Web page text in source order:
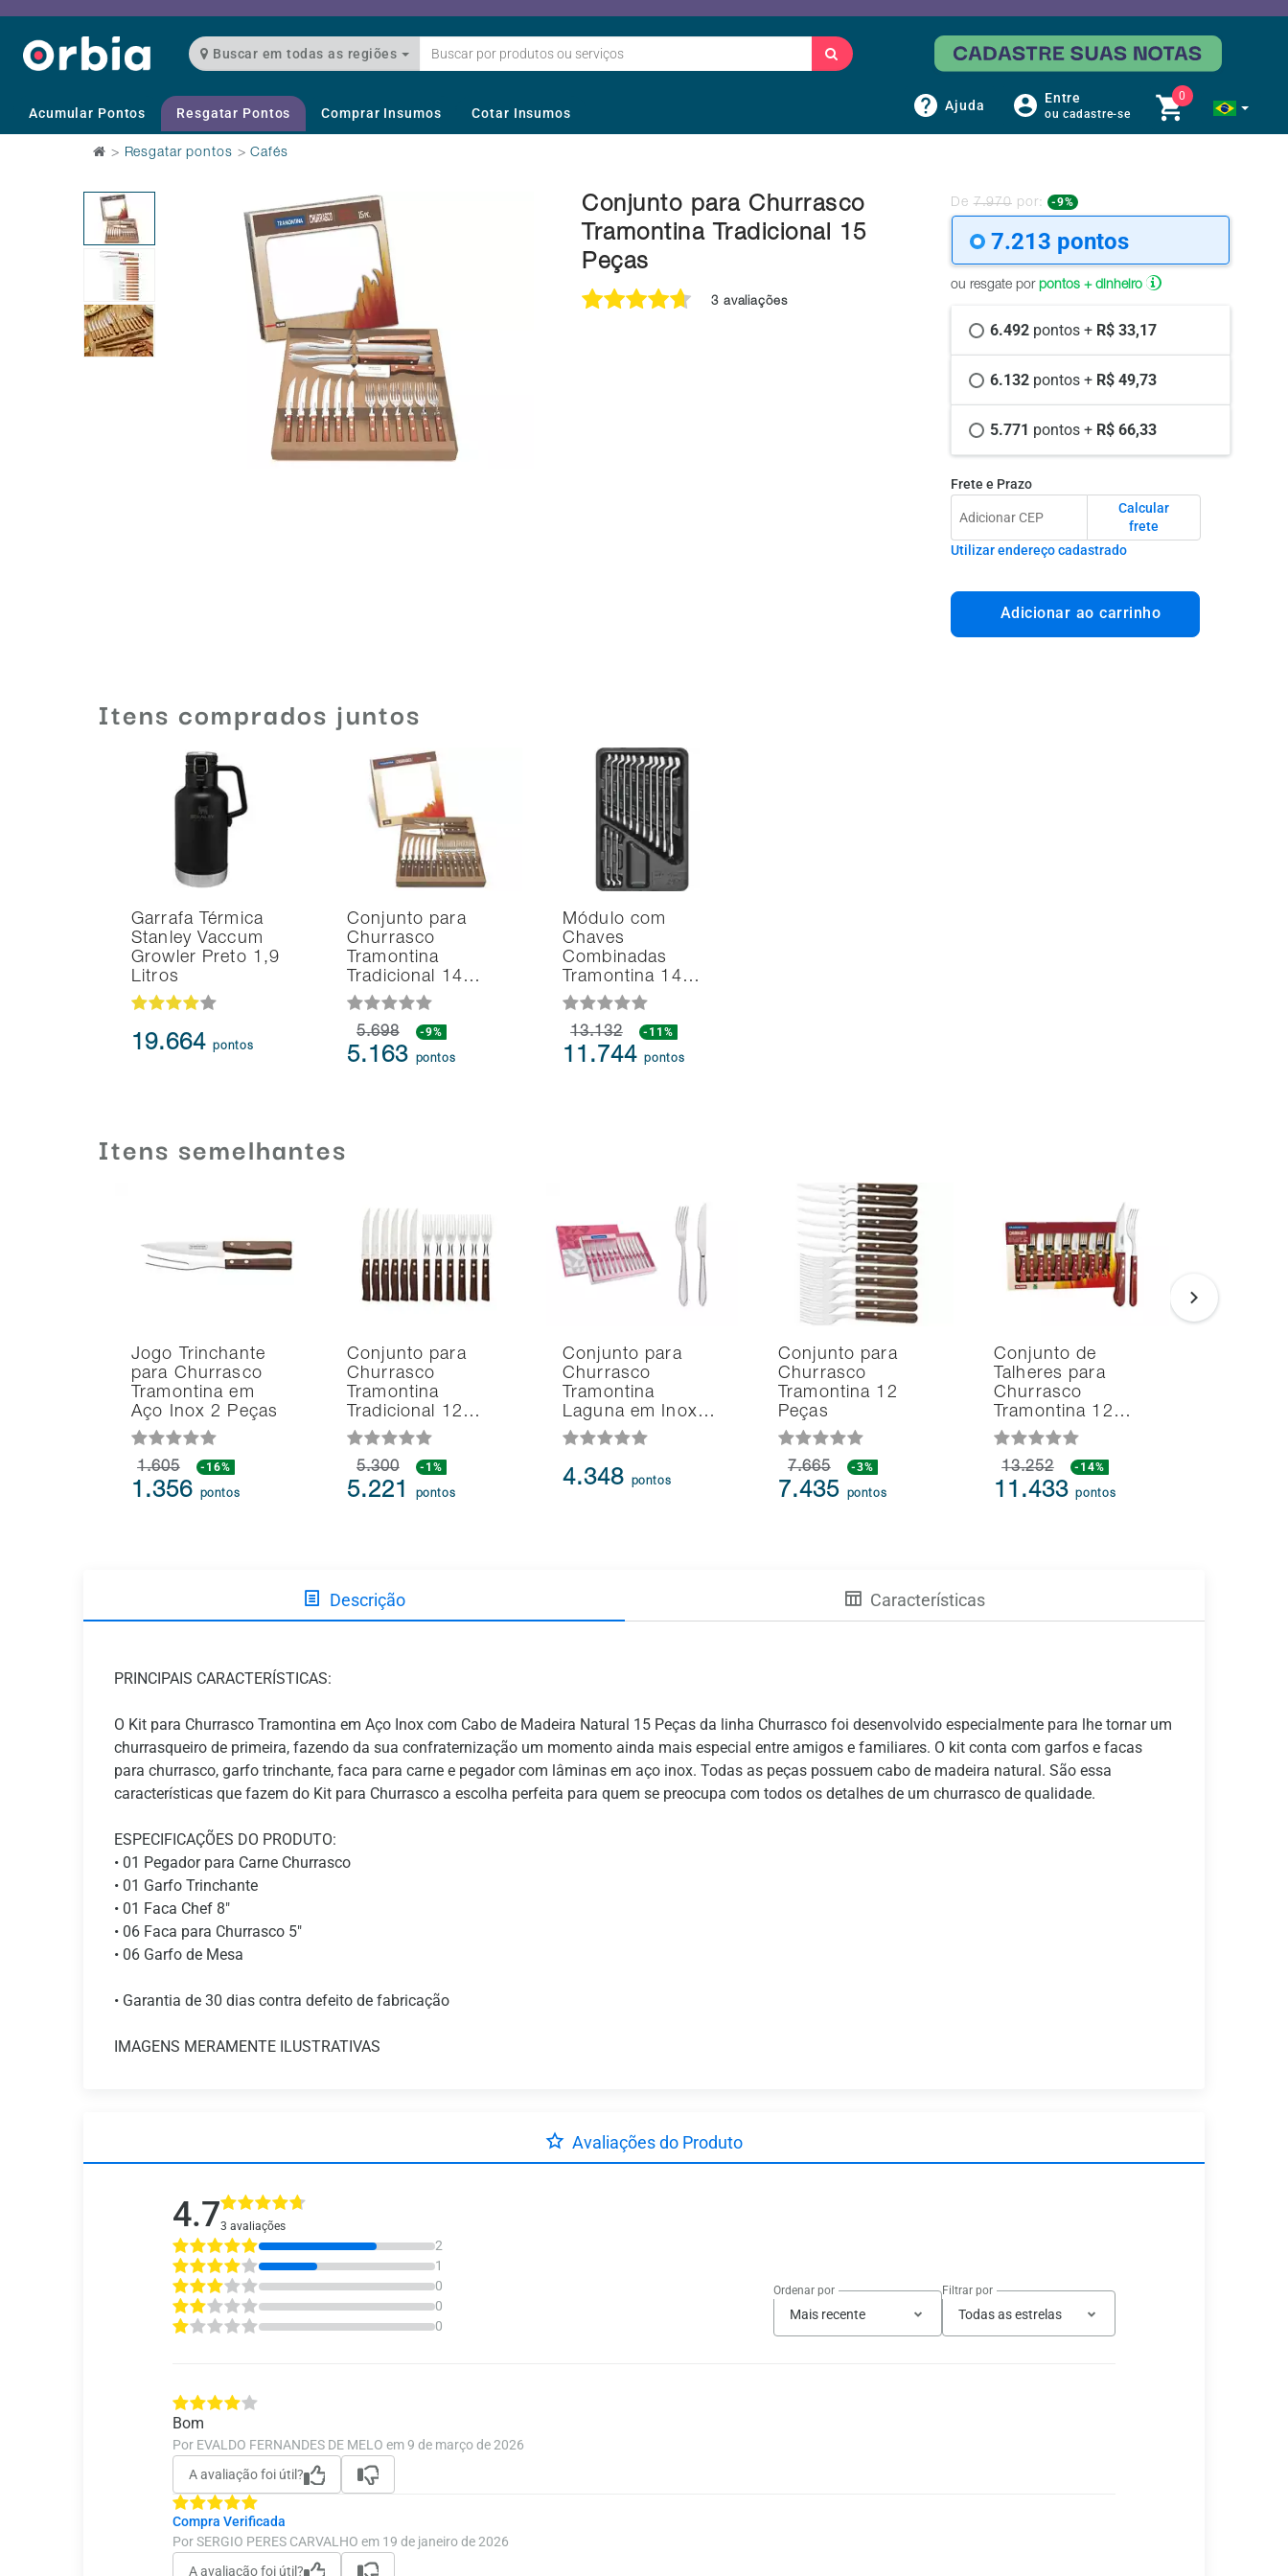
Buscar em todas as regiões
Acumular Pontos Resgatar Pontos Comprar Insumos Cotar Insumos Ajuda Entre
ou cadastre-se
0
> Resgatar pontos >Cafés
Conjunto para Churrasco
Tramontina Tradicional 15
Peças
3 avaliações
De 7.970 por: -9%
7.213 pontos
ou resgate por pontos + dinheiro
6.492 pontos + R$ 33,17
6.132 pontos + R$ 49,73
5.771 pontos + R$ 66,33
Frete e Prazo
Calcular
frete
Utilizar endereço cadastrado
Adicionar ao carrinho
Itens comprados juntos
Garrafa Térmica
Stanley Vaccum
Growler Preto 1,9
Litros
19.664pontos
Conjunto para
Churrasco
Tramontina
Tradicional 14…
5.698 -9%
5.163 pontos
Módulo com
Chaves
Combinadas
Tramontina 14…
13.132 -11%
11.744pontos
Itens semelhantes
Jogo Trinchante
para Churrasco
Tramontina em
Aço Inox 2 Peças
1.605 -16%
1.356 pontos
Conjunto para
Churrasco
Tramontina
Tradicional 12…
5.300 -1%
5.221 pontos
Conjunto para
Churrasco
Tramontina
Laguna em Inox…
4.348 pontos
Conjunto para
Churrasco
Tramontina 12
Peças
7.665 -3%
7.435 pontos
Conjunto de
Talheres para
Churrasco
Tramontina 12…
13.252 -14%
11.433pontos
Descrição Características
PRINCIPAIS CARACTERÍSTICAS:
O Kit para Churrasco Tramontina em Aço Inox com Cabo de Madeira Natural 15 Peças da linha Churrasco foi desenvolvido especialmente para lhe tornar um
churrasqueiro de primeira, fazendo da sua confraternização um momento ainda mais especial entre amigos e familiares. O kit conta com garfos e facas
para churrasco, garfo trinchante, faca para carne e pegador com lâminas em aço inox. Todas as peças possuem cabo de madeira natural. São essa
características que fazem do Kit para Churrasco a escolha perfeita para quem se preocupa com todos os detalhes de um churrasco de qualidade.
ESPECIFICAÇÕES DO PRODUTO:
• 01 Pegador para Carne Churrasco
• 01 Garfo Trinchante
• 01 Faca Chef 8"
• 06 Faca para Churrasco 5"
• 06 Garfo de Mesa
• Garantia de 30 dias contra defeito de fabricação
IMAGENS MERAMENTE ILUSTRATIVAS
Avaliações do Produto
4.73 avaliações
2
1
0
0
0
Ordenar por
Mais recente
Filtrar por
Todas as estrelas
Bom
Por EVALDO FERNANDES DE MELO em 9 de março de 2026
A avaliação foi útil?
Compra Verificada
Por SERGIO PERES CARVALHO em 19 de janeiro de 2026
A avaliação foi útil?